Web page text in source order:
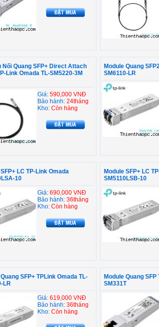
Nối Quang SFP+ Direct Attach
Link Omada TL-SM5220-3M
Giá: 590,000 VNĐ
Bảo hành: 24tháng
Kho: Còn hàng
Module Quang
SM6110-LR
LC TP-Link Omada
10
Giá: 690,000 VNĐ
Bảo hành: 36tháng
Kho: Còn hàng
Module SFP+ LC
SM5110LSB-10
SFP+ TPLink Omada TL-
LR
Giá: 619,000 VNĐ
Bảo hành: 36tháng
Kho: Còn hàng
Module Quang
SM331T